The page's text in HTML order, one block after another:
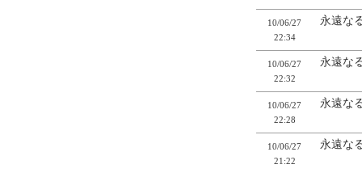
10/06/27
22:34
永遠な
10/06/27
22:32
永遠な
10/06/27
22:28
永遠な
10/06/27
21:22
永遠な